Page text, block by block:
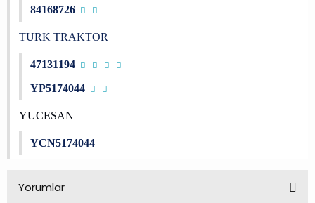
84168726
TURK TRAKTOR
47131194
YP5174044
YUCESAN
YCN5174044
Yorumlar